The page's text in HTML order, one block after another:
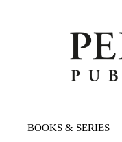
BOOKS & SERIES